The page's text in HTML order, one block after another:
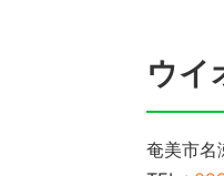
ウイ
奄美市名